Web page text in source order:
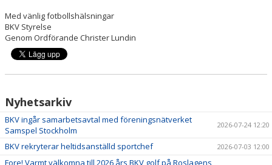
Med vänlig fotbollshälsningar
BKV Styrelse
Genom Ordförande Christer Lundin
Nyhetsarkiv
BKV ingår samarbetsavtal med föreningsnätverket
Samspel Stockholm
2026-07-24 12:20
BKV rekryterar heltidsanställd sportchef 2026-07-03 12:00
Fore! Varmt välkomna till 2026 års BKV golf på Roslagens